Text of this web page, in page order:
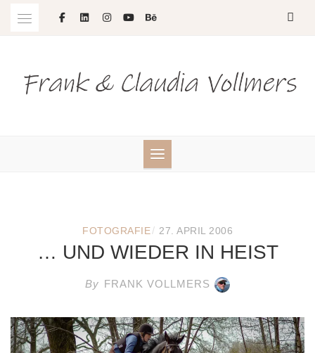
FOTOGRAFIE/ 27. APRIL 2006
… UND WIEDER IN HEIST
By FRANK VOLLMERS